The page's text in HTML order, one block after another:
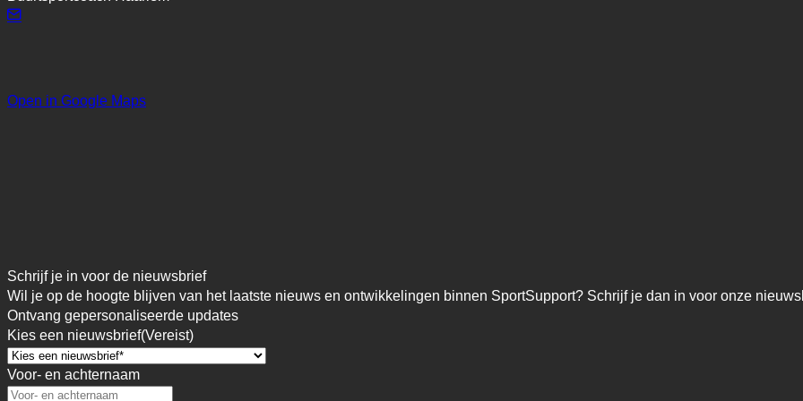
Open in Google Maps
Schrijf je in voor de nieuwsbrief
Wil je op de hoogte blijven van het laatste nieuws en ontwikkelingen binnen SportSupport? Schrijf je dan in voor onze
Ontvang gepersonaliseerde updates
Kies een nieuwsbrief(Vereist)
Voor- en achternaam